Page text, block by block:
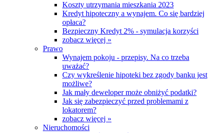
Koszty utrzymania mieszkania 2023
Kredyt hipoteczny a wynajem. Co się bardziej
opłaca?
Bezpieczny Kredyt 2% - symulacja korzyści
zobacz więcej »
Prawo
Wynajem pokoju - przepisy. Na co trzeba
uważać?
Czy wykreślenie hipoteki bez zgody banku jest
możliwe?
Jak mały deweloper może obniżyć podatki?
Jak się zabezpieczyć przed problemami z
lokatorem?
zobacz więcej »
Nieruchomości